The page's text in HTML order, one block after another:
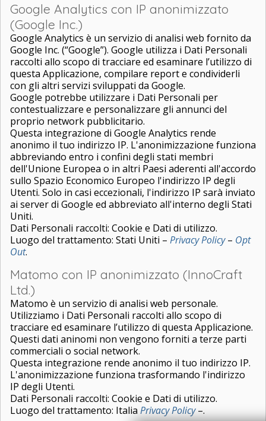
Google Analytics con IP anonimizzato
(Google Inc.)
Google Analytics è un servizio di analisi web fornito da
Google Inc. (“Google”). Google utilizza i Dati Personali
raccolti allo scopo di tracciare ed esaminare l’utilizzo di
questa Applicazione, compilare report e condividerli
con gli altri servizi sviluppati da Google.
Google potrebbe utilizzare i Dati Personali per
contestualizzare e personalizzare gli annunci del
proprio network pubblicitario.
Questa integrazione di Google Analytics rende
anonimo il tuo indirizzo IP. L'anonimizzazione funziona
abbreviando entro i confini degli stati membri
dell'Unione Europea o in altri Paesi aderenti all'accordo
sullo Spazio Economico Europeo l'indirizzo IP degli
Utenti. Solo in casi eccezionali, l'indirizzo IP sarà inviato
ai server di Google ed abbreviato all'interno degli Stati
Uniti.
Dati Personali raccolti: Cookie e Dati di utilizzo.
Luogo del trattamento: Stati Uniti – Privacy Policy– Opt
Out.
Matomo con IP anonimizzato (InnoCraft
Ltd.)
Matomo è un servizio di analisi web personale.
Utilizziamo i Dati Personali raccolti allo scopo di
tracciare ed esaminare l’utilizzo di questa Applicazione.
Questi dati aninomi non vengono forniti a terze parti
commerciali o social network.
Questa integrazione rende anonimo il tuo indirizzo IP.
L'anonimizzazione funziona trasformando l'indirizzo
IP degli Utenti.
Dati Personali raccolti: Cookie e Dati di utilizzo.
Luogo del trattamento: ItaliaPrivacy Policy–.